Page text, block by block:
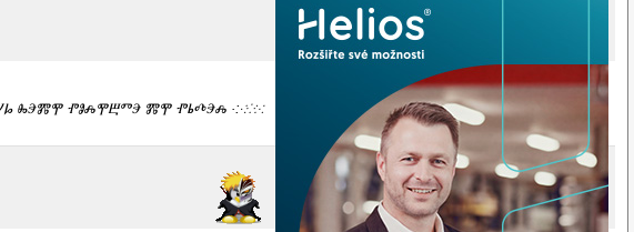
ⰈⰅⰏⰉ ⰒⰑⰎⰉⰁⰕⰅ ⰏⰉ ⰒⰓⰄⰅⰎ ·:⁖⁘⁙